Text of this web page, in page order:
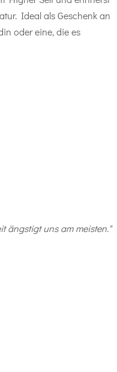
Ideal als Geschenk an
oder eine, die es
ängstigt uns am meisten."